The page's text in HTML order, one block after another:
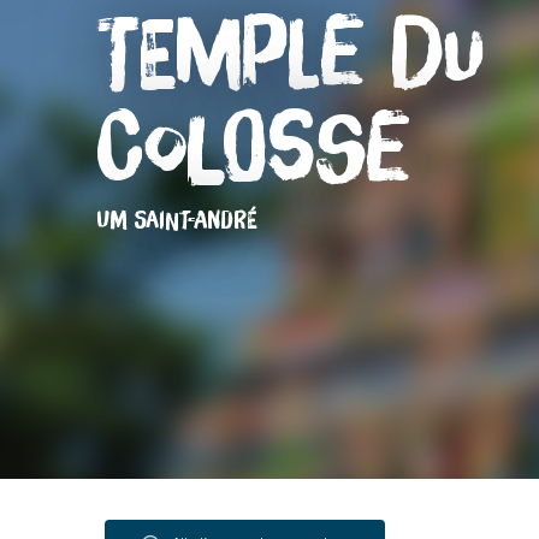
Temple du
Colosse
UM SAINT-ANDRÉ